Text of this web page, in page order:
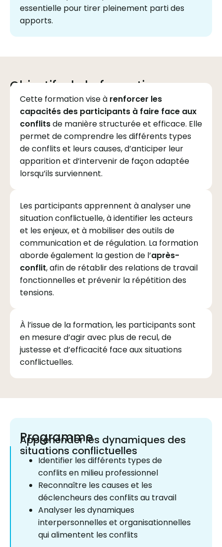
essentielle pour tirer pleinement parti des
apports.
Objectifs de la formation
Cette formation vise à renforcer les
capacités des participants à faire face aux
conflitsde manière structurée et efficace. Elle
permet de comprendre les différents types
de conflits et leurs causes, d’anticiper leur
apparition et d’intervenir de façon adaptée
lorsqu’ils surviennent.
Les participants apprennent à analyser une
situation conflictuelle, à identifier les acteurs
et les enjeux, et à mobiliser des outils de
communication et de régulation. La formation
aborde également la gestion de l’après-
conflit, afin de rétablir des relations de travail
fonctionnelles et prévenir la répétition des
tensions.
À l’issue de la formation, les participants sont
en mesure d’agir avec plus de recul, de
justesse et d’efficacité face aux situations
conflictuelles.
Programme
Appréhender les dynamiques des
situations conflictuelles
Identifier les différents types de
conflits en milieu professionnel
Reconnaître les causes et les
déclencheurs des conflits au travail
Analyser les dynamiques
interpersonnelles et organisationnelles
qui alimentent les conflits